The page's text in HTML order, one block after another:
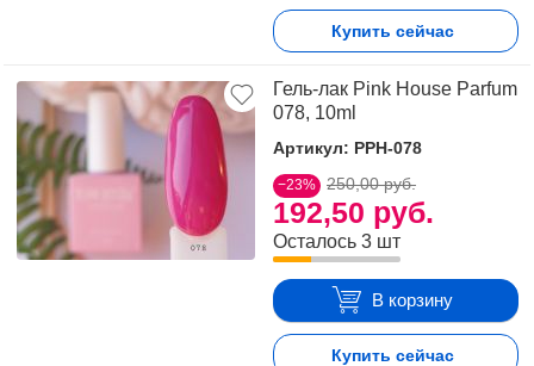
Купить сейчас
Гель-лак Pink House Parfum
078, 10ml
Артикул: PPH-078
−23%
192,50 руб.
250,00 руб.
Осталось 3 шт
В корзину
Купить сейчас